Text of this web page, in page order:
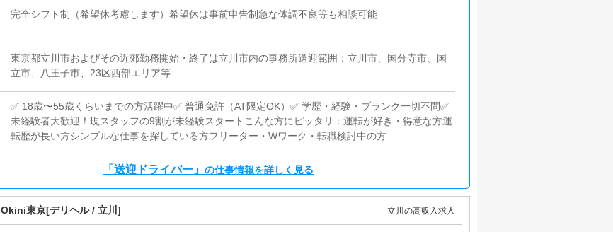
完全シフト制（希望休考慮します）希望休は事前申告制急な体調不良等も相談可能
東京都立川市およびその近郊勤務開始・終了は立川市内の事務所送迎範囲：立川市、国分寺市、国
立市、八王子市、23区西部エリア等
✅ 18歳〜55歳くらいまでの方活躍中✅ 普通免許（AT限定OK）✅ 学歴・経験・ブランク一切不問✅
未経験者大歓迎！現スタッフの9割が未経験スタートこんな方にピッタリ：運転が好き・得意な方運
転歴が長い方シンプルな仕事を探している方フリーター・Wワーク・転職検討中の方
「送迎ドライバー」 の仕事情報を詳しく見る
Okini東京[デリヘル / 立川] 立川の高収入求人